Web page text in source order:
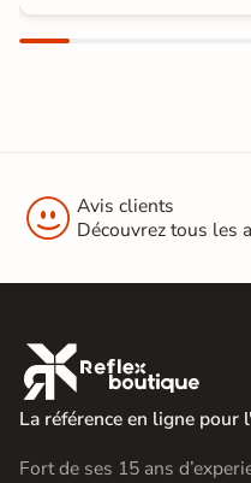
 Avis clients
Découvrez tous les

La référence en ligne pour
Fort de ses 15 ans